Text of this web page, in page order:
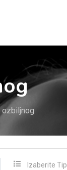
ozbiljnog
Izaberite Tip